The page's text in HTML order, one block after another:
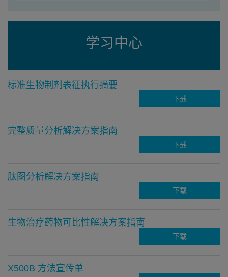
学习中心
标准生物制剂表征执行摘要
下载
完整质量分析解决方案指南
下载
肽图分析解决方案指南
下载
生物治疗药物可比性解决方案指南
下载
X500B 方法宣传单